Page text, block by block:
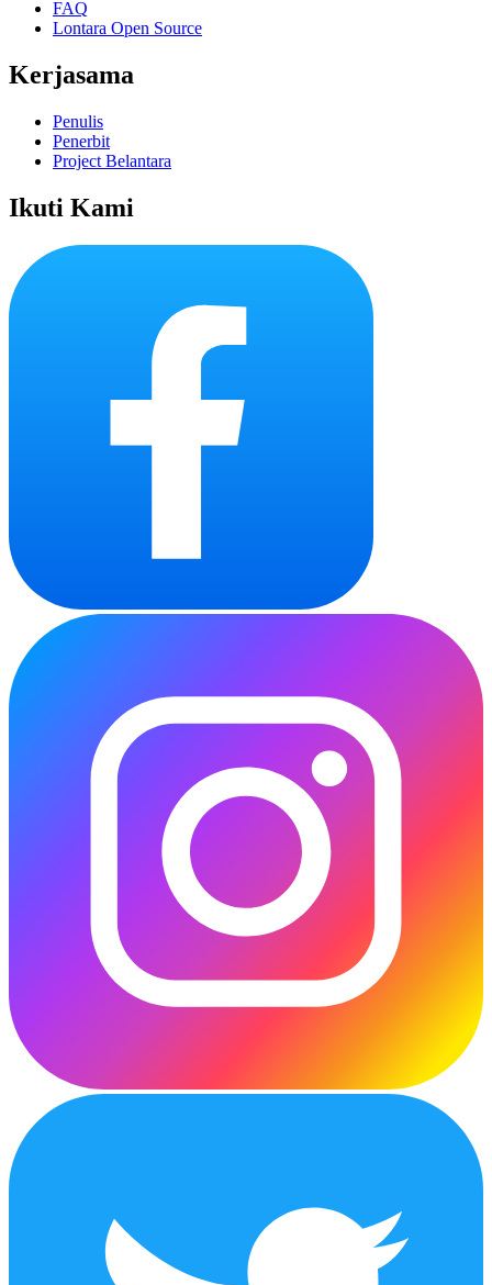
FAQ
Lontara Open Source
Kerjasama
Penulis
Penerbit
Project Belantara
Ikuti Kami